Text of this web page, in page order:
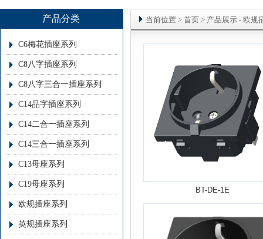
产品分类
C6梅花插座系列
C8八字插座系列
C8八字三合一插座系列
C14品字插座系列
C14二合一插座系列
C14三合一插座系列
C13母座系列
C19母座系列
欧规插座系列
英规插座系列
当前位置 > 首页 > 产品展示 - 欧规
BT-DE-1E